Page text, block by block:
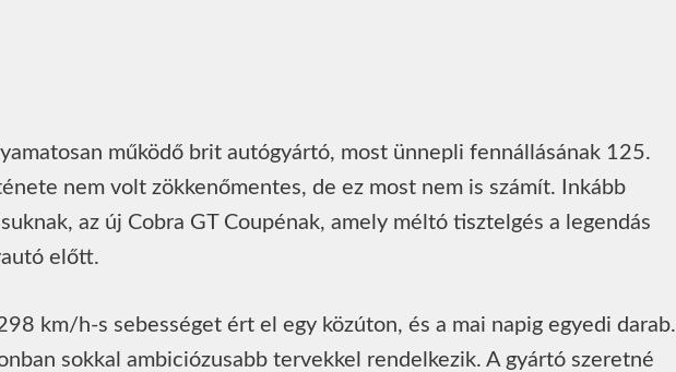
működő brit autógyártó, most ünnepli fennállásának 125.
nem volt zökkenőmentes, de ez most nem is számít. Inkább
az új Cobra GT Coupénak, amely méltó tisztelgés a legendás
előtt.
km/h-s sebességet ért el egy közúton, és a mai napig egyedi darab.
sokkal ambiciózusabb tervekkel rendelkezik. A gyártó szeretné